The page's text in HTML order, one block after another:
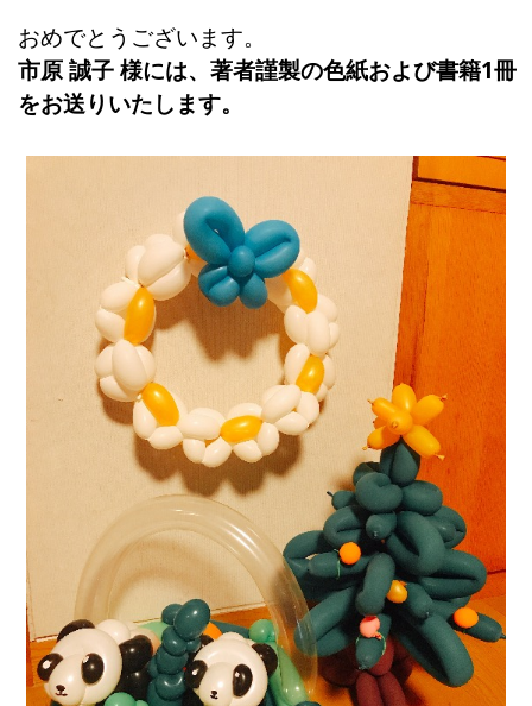
おめでとうございます。
市原 誠子 様には、著者謹製の色紙および書籍1冊
をお送りいたします。